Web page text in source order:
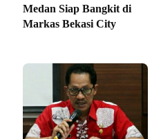
Medan Siap Bangkit di
Markas Bekasi City